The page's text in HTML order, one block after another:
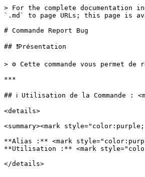
> For the complete documentation
`.md` to page URLs; this page is
# Commande Report Bug
## ❗Présentation
> ⚙️ Cette commande vous permet
***
## ℹ️ Utilisation de la Commande :
<details>
<summary><mark
**Alias :** <mark
**Utilisation :** <mark